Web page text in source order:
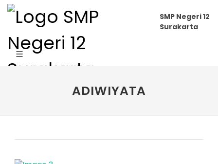
SMP Negeri 12
Surakarta
ADIWIYATA